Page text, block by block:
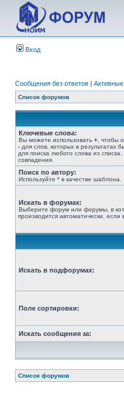
Вход
Сообщения без ответов |
Список форумов
Ключевые слова:
Вы можете использовать + , чтобы
- для слов, которых в
для поиска любого слова из списка.
совпадения.
Поиск по автору:
Используйте * в качестве шаблона.
Искать в форумах:
Выберите форум или форумы, в
производится автоматически,
Искать в подфорумах:
Поле сортировки:
Искать сообщения за:
Список форумов